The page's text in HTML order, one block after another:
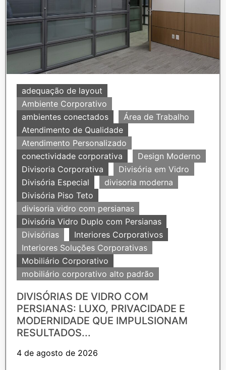
adequação de layout
Ambiente Corporativo
ambientes conectados
Área de Trabalho
Atendimento de Qualidade
Atendimento Personalizado
conectividade corporativa
Design Moderno
Divisoria Corporativa
Divisória em Vidro
Divisória Especial
divisoria moderna
Divisória Piso Teto
divisoria vidro com persianas
Divisória Vidro Duplo com Persianas
Divisórias
Interiores Corporativos
Interiores Soluções Corporativas
Mobiliário Corporativo
mobiliário corporativo alto padrão
DIVISÓRIAS DE VIDRO COM
PERSIANAS: LUXO, PRIVACIDADE E
MODERNIDADE QUE IMPULSIONAM
RESULTADOS...
4 de agosto de 2026